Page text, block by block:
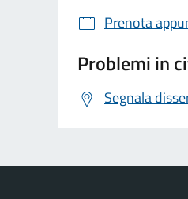
Prenota
Problemi in
Segnala